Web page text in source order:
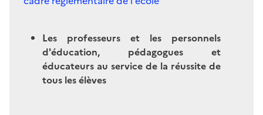
Les professeurs et les personnels
d'éducation, pédagogues et
éducateurs au service de la réussite de
tous les élèves